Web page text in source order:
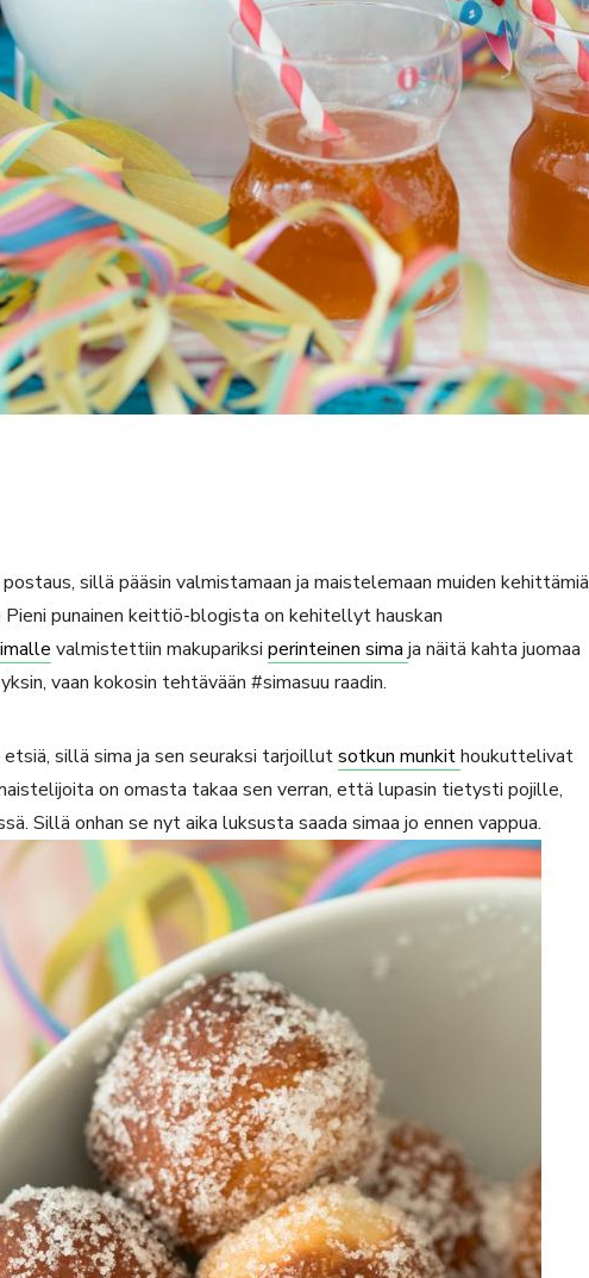
sillä pääsin valmistamaan ja maistelemaan muiden kehittämiä
punainen keittiö-blogista on kehitellyt hauskan
valmistettiin makupariksi perinteinen sima ja näitä kahta juomaa
vaan kokosin tehtävään #simasuu raadin.
sillä sima ja sen seuraksi tarjoillutsotkun munkithoukuttelivat
on omasta takaa sen verran, että lupasin tietysti pojille,
Sillä onhan se nyt aika luksusta saada simaa jo ennen vappua.